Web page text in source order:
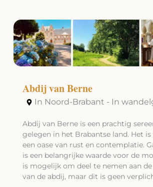
Abdij van Berne
In Noord-Brabant - In
Abdij van Berne is een prachtig
gelegen in het Brabantse land. Het
een oase van rust en contemplatie.
is een belangrijke waarde voor de
is mogelijk om deel te nemen aan
van de abdij, maar dit is geen